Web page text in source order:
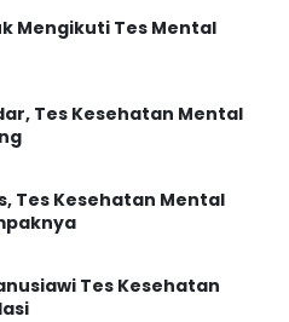
Mengikuti Tes Mental
Tes Kesehatan Mental
Tes Kesehatan Mental
Tes Kesehatan